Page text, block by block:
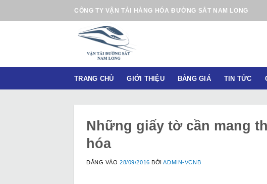
n
CÔNG TY VẬN TẢI HÀNG HÓA ĐƯỜNG SẮT NAM LONG
TRANG CHỦ GIỚI THIỆU BẢNG GIÁ TIN TỨC
Những giấy tờ cần mang
hóa
ĐĂNG VÀO28/09/2016 BỞIADMIN-VCNB